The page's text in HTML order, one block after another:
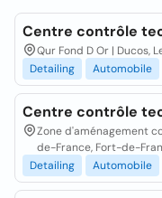
Centre contrôle
Qur Fond D Or | Ducos,
Detailing
Automobile
Centre contrôle
Zone d'aménagement
de-France, Fort-de-
Detailing
Automobile